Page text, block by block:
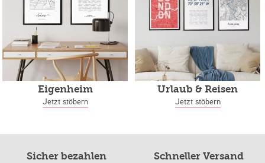
Eigenheim
Jetzt stöbern
Urlaub & Reisen
Jetzt stöbern
Sicher bezahlen Schneller Versand